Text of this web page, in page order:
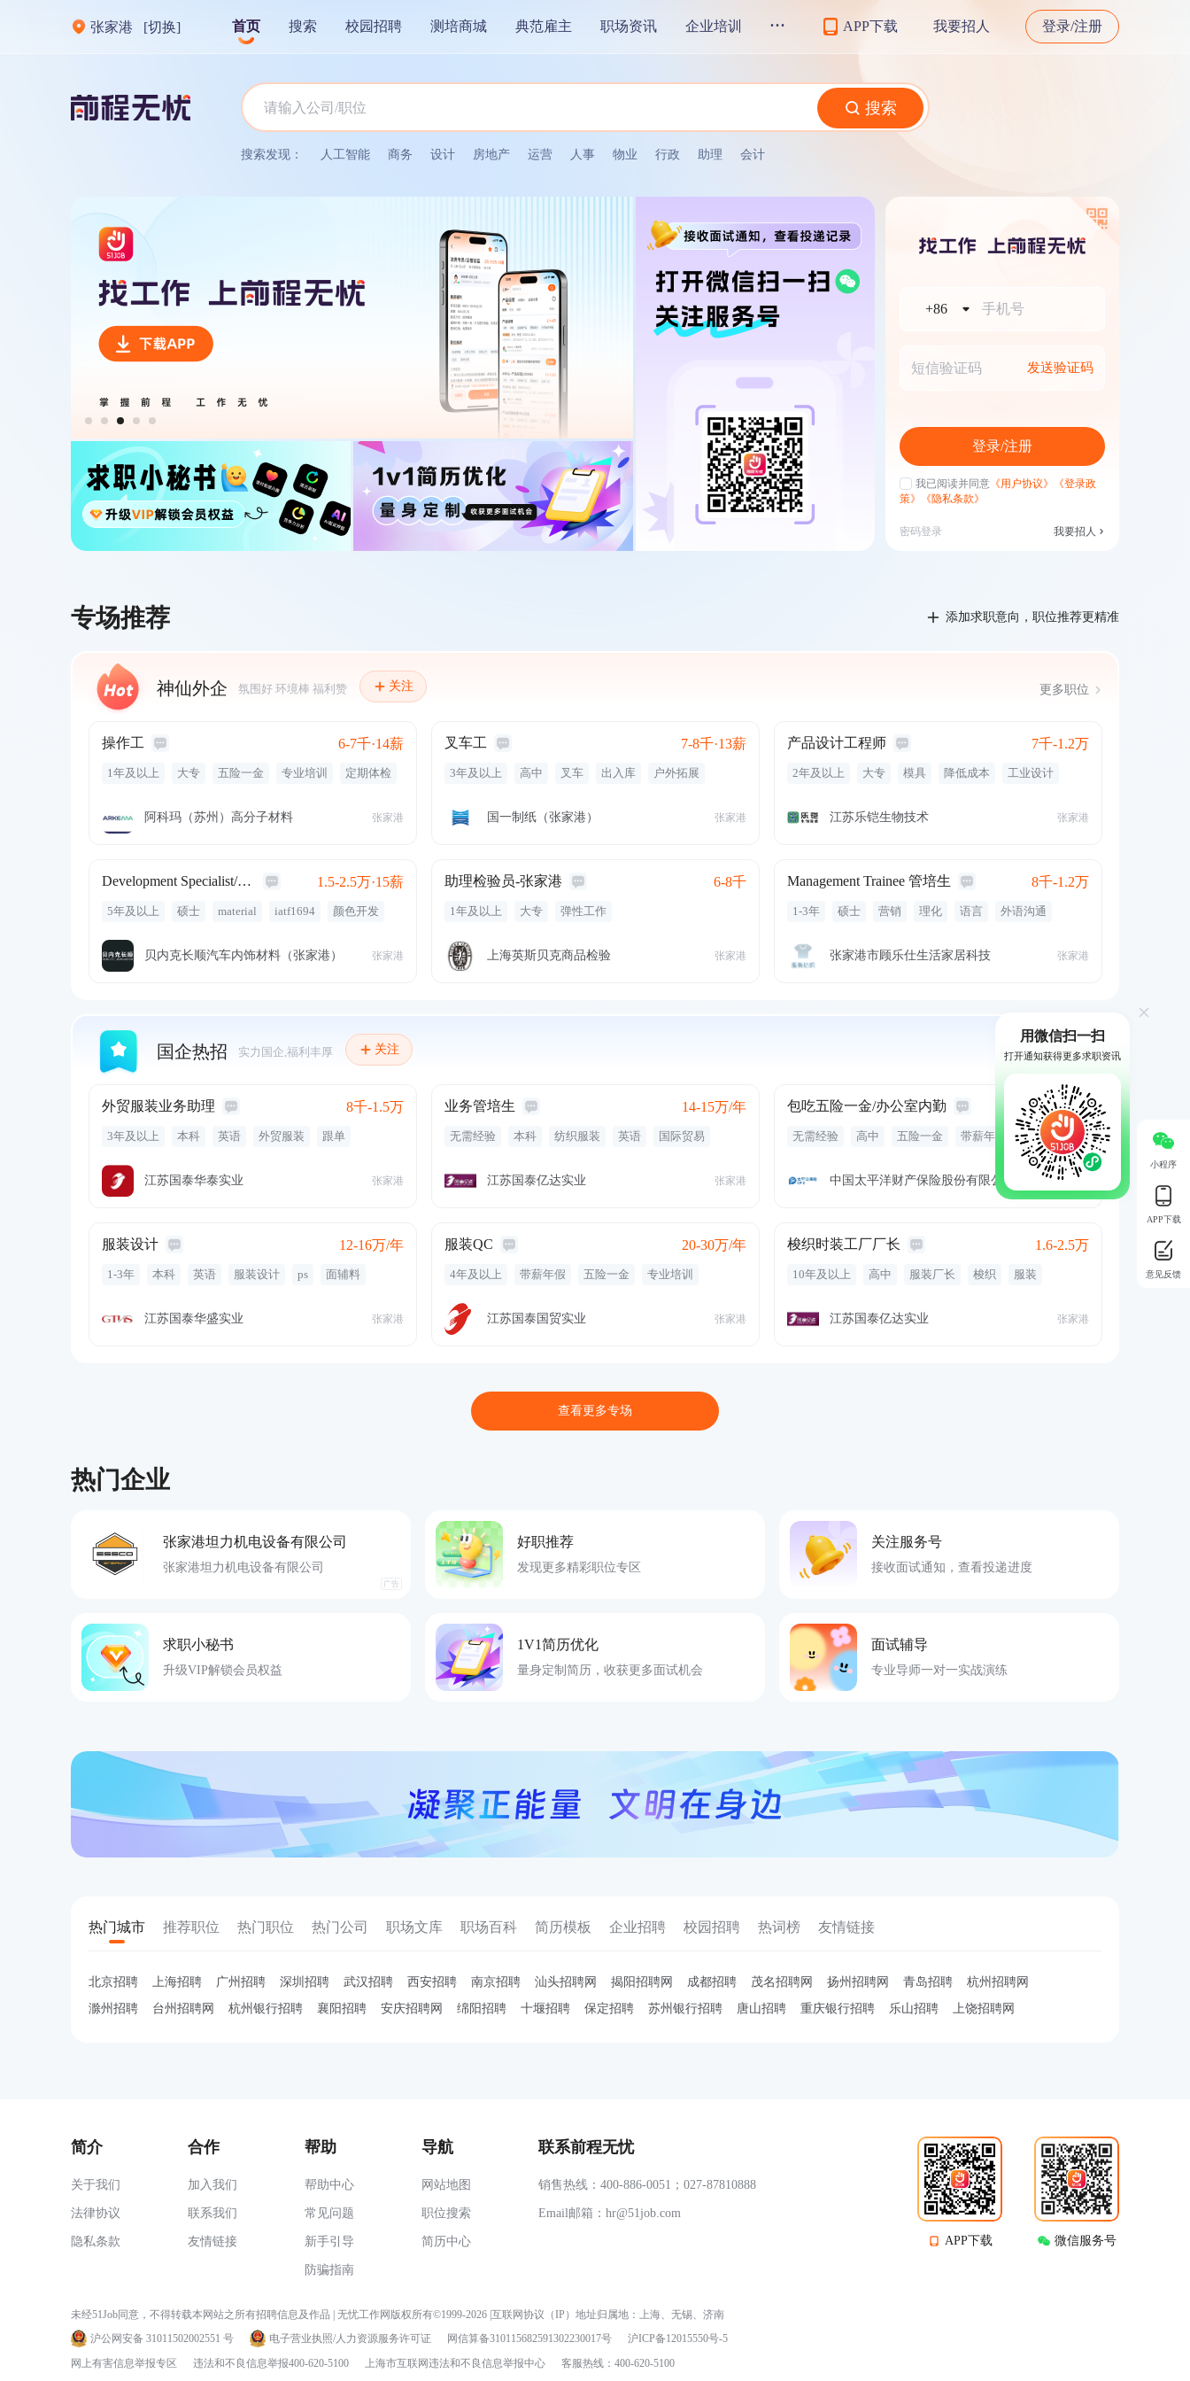
张家港 [切换] 首页 搜索 校园招聘 测培商城 典范雇主 职场资讯 企业培训 ... APP下载 我要招人 登录/注册
搜索
搜索发现： 人工智能 商务 设计 房地产 运营 人事 物业 行政 助理 会计
+86
发送验证码
登录/注册
我已阅读并同意 《用户协议》
《登录政
策》
《隐私条款》
密码登录 我要招人
专场推荐 添加求职意向，职位推荐更精准
神仙外企 氛围好 环境棒 福利赞 关注 更多职位
操作工 6-7千·14薪
1年及以上 大专 五险一金 专业培训
定期体检
阿科玛（苏州）高分子材料
张家港
叉车工 7-8千·13薪
3年及以上 高中 叉车 出入库
户外拓展
一日四餐
公积金 加班费
宿舍
国一制纸（张家港） 张家港
产品设计工程师 7千-1.2万
2年及以上 大专 模具 降低成本
工业设计
年终奖金
绩效奖金 定期体检
江苏乐铠生物技术 张家港
Development Specialist/研发工程师 1.5-2.5万·15薪
5年及以上 硕士 material iatf1694
颜色开发
带薪年假
年终奖金 定期体检
免费工作餐
交通补贴
贝内克长顺汽车内饰材料（张家港） 张家港
助理检验员-张家港 6-8千
1年及以上 大专 弹性工作
上海英斯贝克商品检验 张家港
Management Trainee 管培生 8千-1.2万
1-3年 硕士 营销 理化 语言
外语沟通
张家港市顾乐仕生活家居科技
张家港
国企热招 实力国企,福利丰厚 关注 更多职位
外贸服装业务助理 8千-1.5万
3年及以上 本科 英语 外贸服装
跟单
旅游
五险一金 节假日
法定节假
年度体检
江苏国泰华泰实业 张家港
业务管培生 14-15万/年
无需经验 本科 纺织服装 英语
国际贸易
员工旅游
交通补贴 年终奖金
江苏国泰亿达实业 张家港
包吃五险一金/办公室内勤 8-9千
无需经验 高中 五险一金 带薪年假
包吃
国内旅游
绩效提成
底薪 生日礼金 培训
晋升机会
五险一金
营销
张家港
服装设计 12-16万/年
1-3年 本科 英语 服装设计 ps
面辅料
服装
五险一金 绩效奖金
通讯补贴
江苏国泰华盛实业 张家港
服装QC 20-30万/年
4年及以上 带薪年假 五险一金
专业培训
住房补贴江苏国泰国贸实业 张家港
梭织时装工厂厂长 1.6-2.5万
10年及以上 高中 服装厂长 梭织
服装
交通补贴
年终奖金 股票期权
江苏国泰亿达实业 张家港
查看更多专场
热门企业
张家港坦力机电设备有限公司
张家港坦力机电设备有限公司
广告
好职推荐
发现更多精彩职位专区
关注服务号
接收面试通知，查看投递进度
求职小秘书
升级VIP解锁会员权益
1V1简历优化
量身定制简历，收获更多面试机会
面试辅导
专业导师一对一实战演练
热门城市 推荐职位 热门职位 热门公司 职场文库 职场百科 简历模板 企业招聘 校园招聘 热词榜 友情链接
北京招聘 上海招聘 广州招聘 深圳招聘 武汉招聘 西安招聘 南京招聘 汕头招聘网 揭阳招聘网 成都招聘 茂名招聘网 扬州招聘网 青岛招聘
杭州招聘网
滁州招聘
台州招聘网 杭州银行招聘 襄阳招聘 安庆招聘网 绵阳招聘 十堰招聘 保定招聘 苏州银行招聘 唐山招聘 重庆银行招聘 乐山招聘 上饶招聘网
简介
关于我们
法律协议
隐私条款
合作
加入我们
联系我们
友情链接
帮助
帮助中心
常见问题
新手引导
防骗指南
导航
网站地图
职位搜索
简历中心
联系前程无忧
销售热线：400-886-0051；027-87810888
Email邮箱： hr@51job.com
APP下载 微信服务号
未经51Job同意，不得转载本网站之所有招聘信息及作品 | 无忧工作网版权所有©1999-2026 |互联网协议（IP）地址归属地：上海、无锡、济南
沪公网安备 31011502002551 号
电子营业执照/人力资源服务许可证 网信算备310115682591302230017号 沪ICP备12015550号-5
网上有害信息举报专区 违法和不良信息举报400-620-5100 上海市互联网违法和不良信息举报中心 客服热线：400-620-5100
小程序
APP下载
意见反馈
用微信扫一扫
打开通知获得更多求职资讯